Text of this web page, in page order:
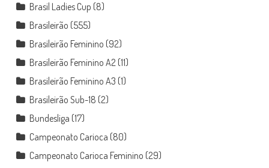
Brasil Ladies Cup (8)
Brasileirão (555)
Brasileirão Feminino (92)
Brasileirão Feminino A2(11)
Brasileirão Feminino A3 (1)
Brasileirão Sub-18 (2)
Bundesliga (17)
Campeonato Carioca (80)
Campeonato Carioca Feminino (29)